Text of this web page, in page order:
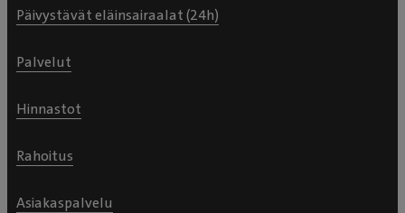
Päivystävät eläinsairaalat (24h)
Palvelut
Hinnastot
Rahoitus
Asiakaspalvelu